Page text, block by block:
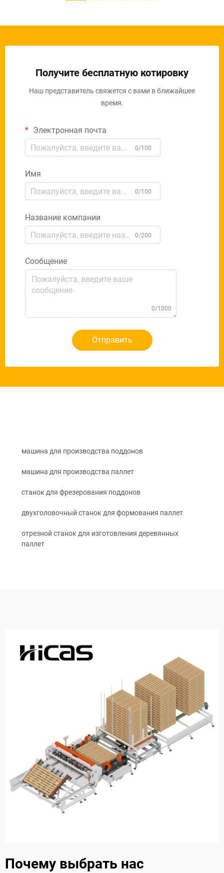
Получите бесплатную котировку
Наш представитель свяжется с вами в ближайшее
время.
Электронная почта
0/100
Имя
0/100
Название компании
0/200
Сообщение
0/1000
Отправить
машина для производства поддонов
машина для производства паллет
станок для фрезерования поддонов
двухголовочный станок для формования паллет
отрезной станок для изготовления деревянных
паллет
Почему выбрать нас